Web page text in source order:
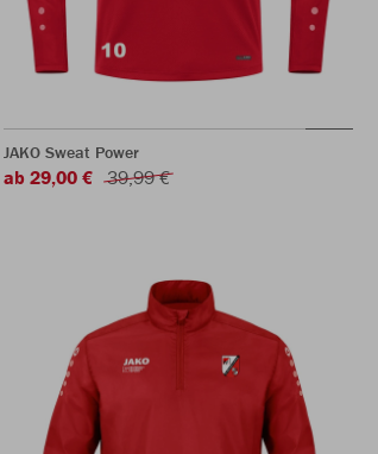
JAKO Sweat Power
ab 29,00 € 39,99 €